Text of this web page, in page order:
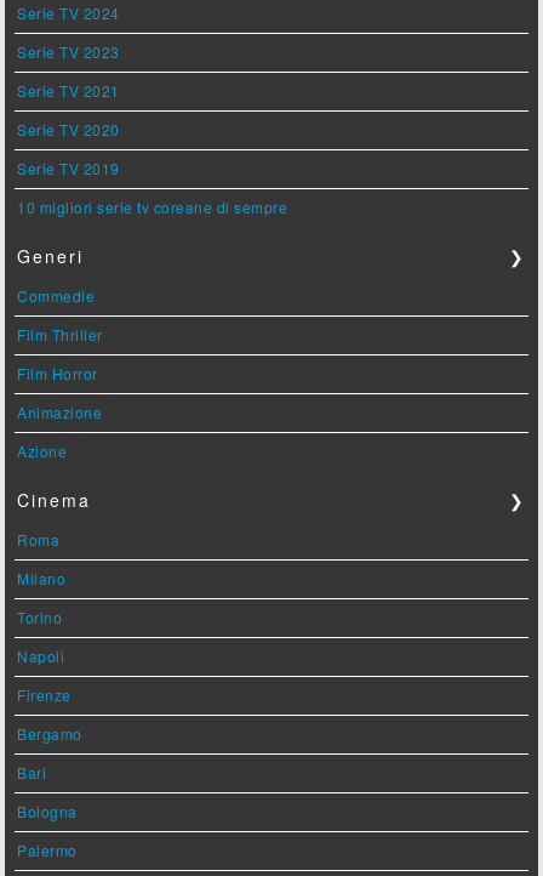
Serie TV 2024
Serie TV 2023
Serie TV 2021
Serie TV 2020
Serie TV 2019
10 migliori serie tv coreane di sempre
Generi ❯
Commedie
Film Thriller
Film Horror
Animazione
Azione
Cinema ❯
Roma
Milano
Torino
Napoli
Firenze
Bergamo
Bari
Bologna
Palermo